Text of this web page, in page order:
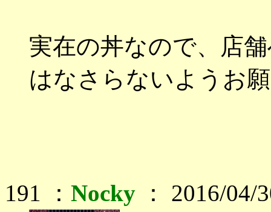
実在の丼なので、店
はなさらないようお
191 ： Nocky ： 2016/